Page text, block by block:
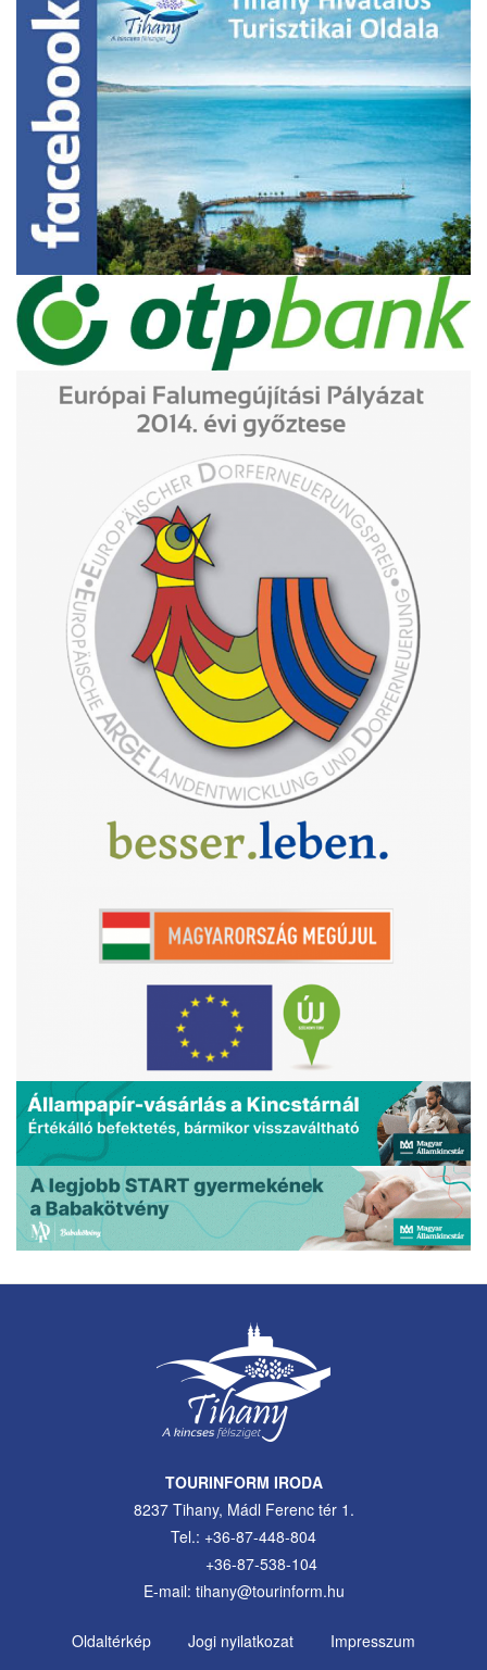
TOURINFORM IRODA
8237 Tihany, Mádl Ferenc tér 1.
Tel.: +36-87-448-804
+36-87-538-104
E-mail: tihany@tourinform.hu
Oldaltérkép Jogi nyilatkozat
Impresszum